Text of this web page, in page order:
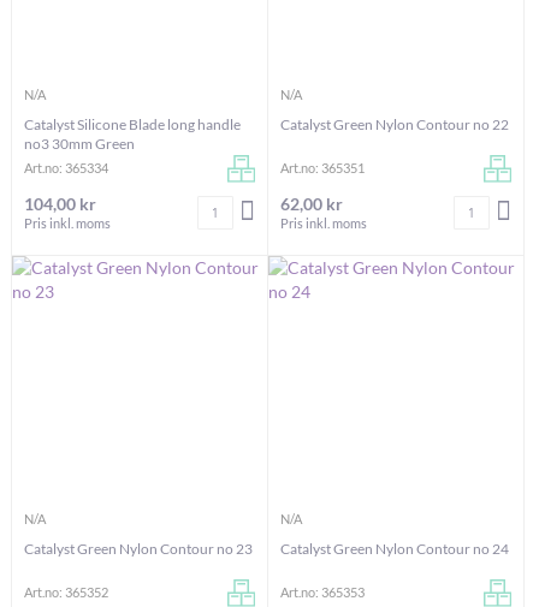
N/A
Catalyst Silicone Blade long handle
no3 30mm Green
Art.no: 365334
104,00 kr
Pris inkl. moms
Antal LÄGG I VARUKORGEN
N/A
Catalyst Green Nylon Contour no 22
Art.no: 365351
62,00 kr
Pris inkl. moms
Antal
N/A
Catalyst Green Nylon Contour no 23
Art.no: 365352
N/A
Catalyst Green Nylon Contour no 24
Art.no: 365353